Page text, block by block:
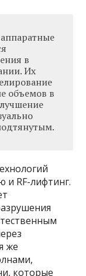
в
Их
объемов в
и RF-лифтинг.
же
которые